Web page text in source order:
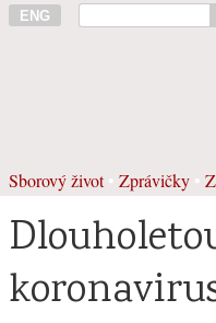
ENG
Sborový život• Zprávičky